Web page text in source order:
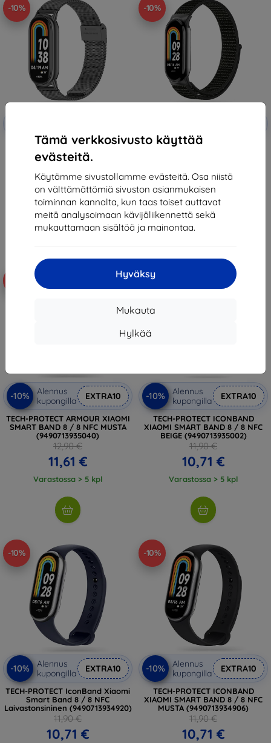
Tämä verkkosivusto käyttää
evästeitä.
Käytämme sivustollamme evästeitä. Osa niistä
on välttämättömiä sivuston asianmukaisen
toiminnan kannalta, kun taas toiset auttavat
meitä analysoimaan kävijäliikennettä sekä
mukauttamaan sisältöä ja mainontaa.
Hyväksy
Mukauta
Hylkää
-10%
TECH-PROTECT MILANESEBAND
XIAOMI SMART BAND 8 / 8 NFC
MUSTA (9490713935156)
18,90 €
17,01 €
Varastossa > 5 kpl
-10%
TECH-PROTECT NYLON XIAOMI
11,90 €
10,71 €
Varastossa > 5 kpl
-10%
Alennus
kupongilla
EXTRA10
TECH-PROTECT ARMOUR XIAOMI
SMART BAND 8 / 8 NFC MUSTA
(9490713935040)
12,90 €
11,61 €
Varastossa > 5 kpl
-10%
-10%
Alennus
kupongilla
EXTRA10
TECH-PROTECT ICONBAND
XIAOMI SMART BAND 8 / 8 NFC
BEIGE (9490713935002)
11,90 €
10,71 €
Varastossa > 5 kpl
-10%
-10%
Alennus
kupongilla
EXTRA10
TECH-PROTECT IconBand Xiaomi
Smart Band 8 / 8 NFC
Laivastonsininen (9490713934920)
11,90 €
10,71 €
-10%
-10%
Alennus
kupongilla
EXTRA10
TECH-PROTECT ICONBAND
XIAOMI SMART BAND 8 / 8 NFC
MUSTA (9490713934906)
11,90 €
10,71 €